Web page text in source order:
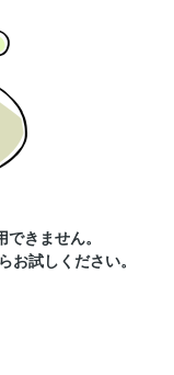
きません。
お試しください。